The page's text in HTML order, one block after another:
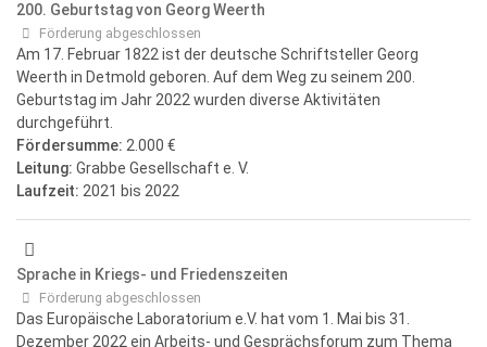
200. Geburtstag von Georg Weerth
Förderung abgeschlossen
Am 17. Februar 1822 ist der deutsche Schriftsteller Georg
Weerth in Detmold geboren. Auf dem Weg zu seinem 200.
Geburtstag im Jahr 2022 wurden diverse Aktivitäten
durchgeführt.
Fördersumme: 2.000 €
Leitung: Grabbe Gesellschaft e. V.
Laufzeit: 2021 bis 2022
Sprache in Kriegs- und Friedenszeiten
Förderung abgeschlossen
Das Europäische Laboratorium e.V. hat vom 1. Mai bis 31.
Dezember 2022 ein Arbeits- und Gesprächsforum zum Thema